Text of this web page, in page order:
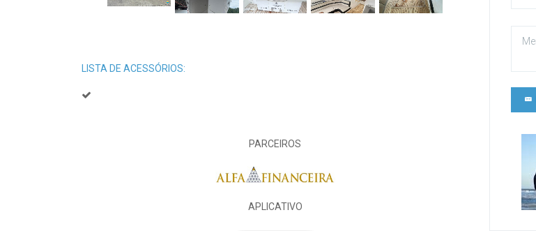
LISTA DE ACESSÓRIOS:
PARCEIROS
APLICATIVO